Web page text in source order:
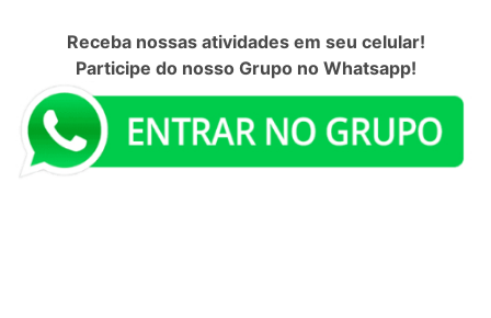
Receba nossas atividades em seu celular!
Participe do nosso Grupo no Whatsapp!